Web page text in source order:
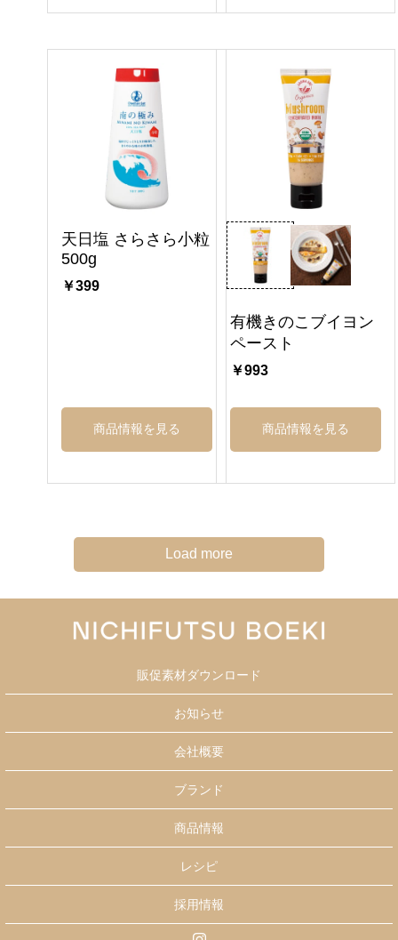
天日塩 さらさら小粒
500g
￥399
商品情報を見る
有機きのこブイヨン
ペースト
￥993
商品情報を見る
Load more
販促素材ダウンロード
お知らせ
会社概要
ブランド
商品情報
レシピ
採用情報